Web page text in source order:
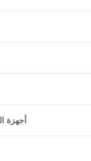
أجهزة